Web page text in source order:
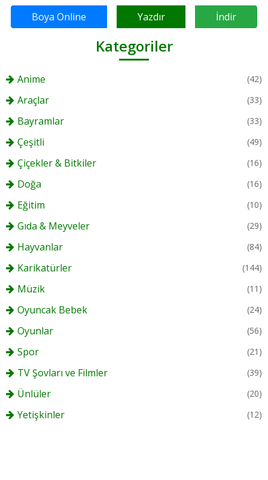
Boya Online Yazdır İndir
Kategoriler
Anime (42)
Araçlar (33)
Bayramlar (33)
Çeşitli (49)
Çiçekler & Bitkiler (16)
Doğa (16)
Eğitim (10)
Gıda & Meyveler (29)
Hayvanlar (84)
Karikatürler (144)
Müzik (11)
Oyuncak Bebek (24)
Oyunlar (56)
Spor (21)
TV Şovları ve Filmler (39)
Ünlüler (20)
Yetişkinler (12)